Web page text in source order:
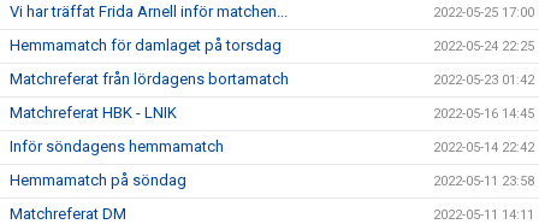
Vi har träffat Frida Arnell inför matchen... 2022-05-25 17:00
Hemmamatch för damlaget på torsdag 2022-05-24 22:25
Matchreferat från lördagens bortamatch 2022-05-23 01:42
Matchreferat HBK - LNIK 2022-05-16 14:45
Inför söndagens hemmamatch 2022-05-14 22:42
Hemmamatch på söndag 2022-05-11 23:58
Matchreferat DM 2022-05-11 14:11